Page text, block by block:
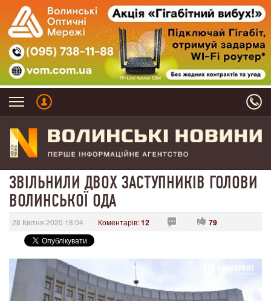
ЗВІЛЬНИЛИ ДВОХ ЗАСТУПНИКІВ ГОЛОВИ
ВОЛИНСЬКОЇ ОДА
28 Квітня 2020 18:04 Коментарів:12 79